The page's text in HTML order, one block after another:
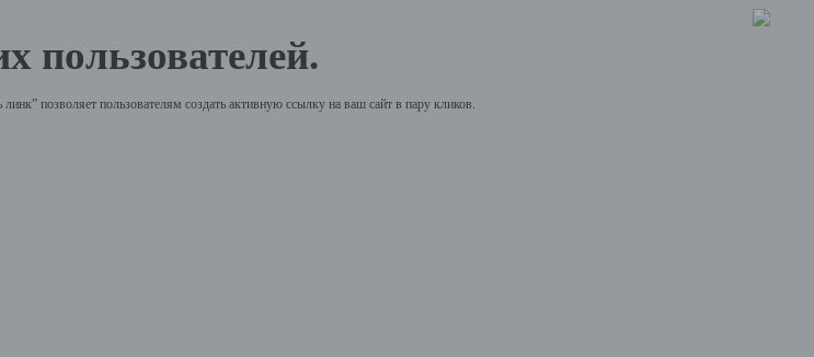
пользователей.
позволяет пользователям создать активную ссылку на ваш сайт в пару кликов.